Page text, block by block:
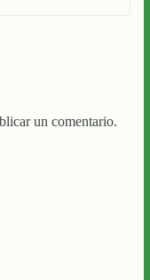
un comentario.